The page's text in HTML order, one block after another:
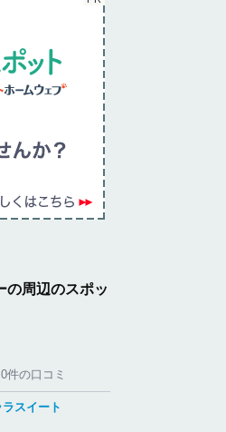
の周辺のスポッ
0件の口コミ
スイート